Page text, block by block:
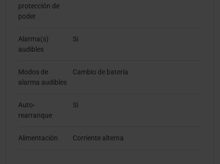
protección de
poder
Alarma(s)
audibles
Si
Modos de
alarma audibles
Cambio de batería
Auto-
rearranque
Si
Alimentación Corriente alterna